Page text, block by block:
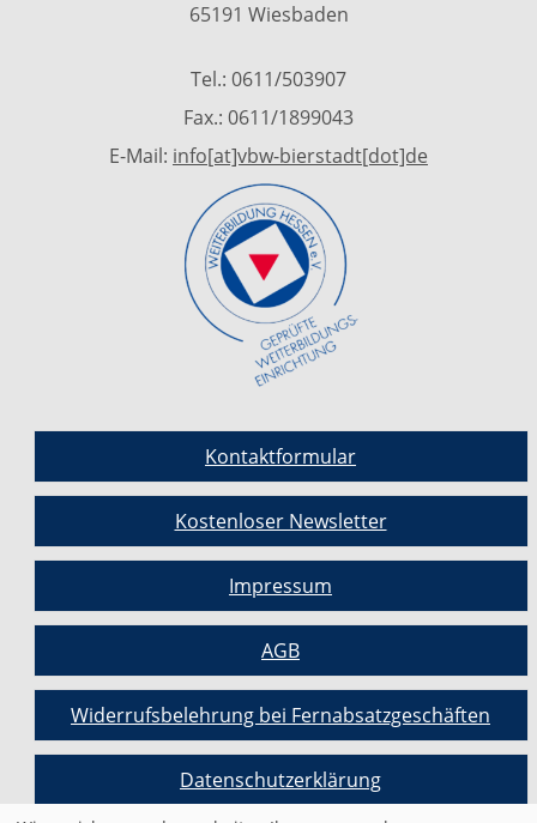
65191 Wiesbaden
Tel.: 0611/503907
Fax.: 0611/1899043
E-Mail: info[at]vbw-bierstadt[dot]de
Kontaktformular
Kostenloser Newsletter
Impressum
AGB
Widerrufsbelehrung bei Fernabsatzgeschäften
Datenschutzerklärung